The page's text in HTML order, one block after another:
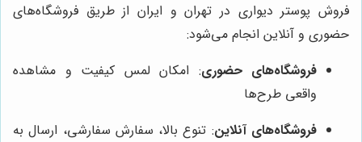
فروش پوستر دیواری در تهران و ایران از طریق فروشگاه‌های
حضوری و آنلاین انجام می‌شود:
فروشگاه‌های حضوری: امکان لمس کیفیت و مشاهده
واقعی طرح‌ها
فروشگاه‌های آنلاین: تنوع بالا، سفارش سفارشی، ارسال به